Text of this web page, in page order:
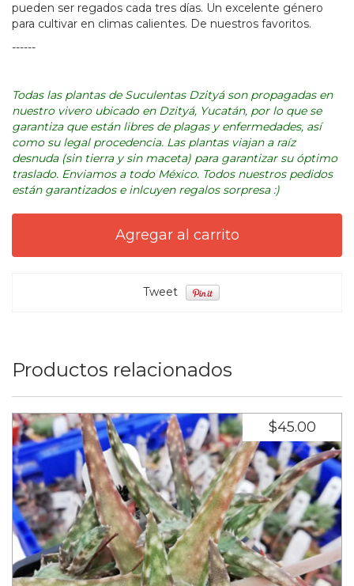
pueden ser regados cada tres días. Un excelente género
para cultivar en climas calientes. De nuestros favoritos. ​
------
Todas las plantas de Suculentas Dzityá son propagadas en
nuestro vivero ubicado en Dzityá, Yucatán, por lo que se
garantiza que están libres de plagas y enfermedades, así
como su legal procedencia. Las plantas viajan a raíz
desnuda (sin tierra y sin maceta) para garantizar su óptimo
traslado. Enviamos a todo México. Todos nuestros pedidos
están garantizados e inlcuyen regalos sorpresa :)
Tweet
Productos relacionados
$45.00